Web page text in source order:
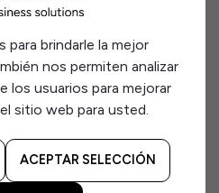
para brindarle la mejor
nos permiten analizar
los usuarios para mejorar
sitio web para usted.
ACEPTAR SELECCIÓN